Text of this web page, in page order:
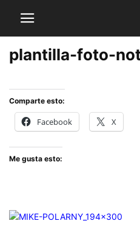
plantilla-foto-
Comparte esto:
Facebook X
Me gusta esto: